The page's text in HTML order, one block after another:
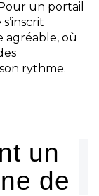
un portail
agréable, où
rythme.
un
de